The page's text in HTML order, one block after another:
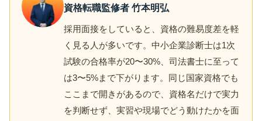
資格転職監修者 竹本明弘
採用面接をしていると、資格の難易度差を軽
く見る人が多いです。中小企業診断士は1次
試験の合格率が20〜30%、司法書士に至って
は3〜5%まで下がります。同じ国家資格でも
ここまで開きがあるので、資格名だけで実力
を判断せず、実習や現場でどう動けたかを面